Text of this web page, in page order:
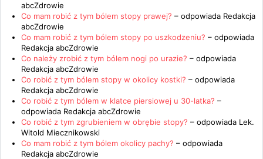
abcZdrowie
Co mam robić z tym bólem stopy prawej? – odpowiada Redakcja
abcZdrowie
Co mam robić z tym bólem stopy po uszkodzeniu? – odpowiada
Redakcja abcZdrowie
Co należy zrobić z tym bólem nogi po urazie? – odpowiada
Redakcja abcZdrowie
Co robić z tym bólem stopy w okolicy kostki? – odpowiada
Redakcja abcZdrowie
Co robić z tym bólem w klatce piersiowej u 30-latka? –
odpowiada Redakcja abcZdrowie
Co robić z tym zgrubieniem w obrębie stopy? – odpowiada Lek.
Witold Miecznikowski
Co mam robić z tym bólem okolicy pachy? – odpowiada
Redakcja abcZdrowie